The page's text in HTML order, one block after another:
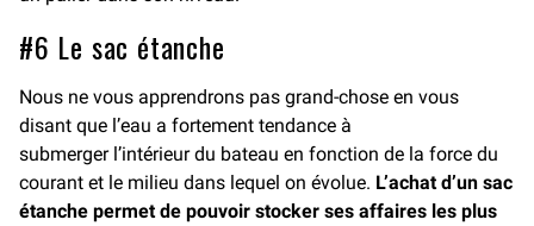
#6 Le sac étanche
Nous ne vous apprendrons pas grand-chose en vous
disant que l’eau a fortement tendance à
submerger l’intérieur du bateau en fonction de la force du
courant et le milieu dans lequel on évolue. L’achat d’un sac
étanche permet de pouvoir stocker ses affaires les plus